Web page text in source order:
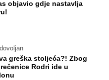
objavio gdje nastavlja
greška stoljeća?! Zbog
Rodri ide u